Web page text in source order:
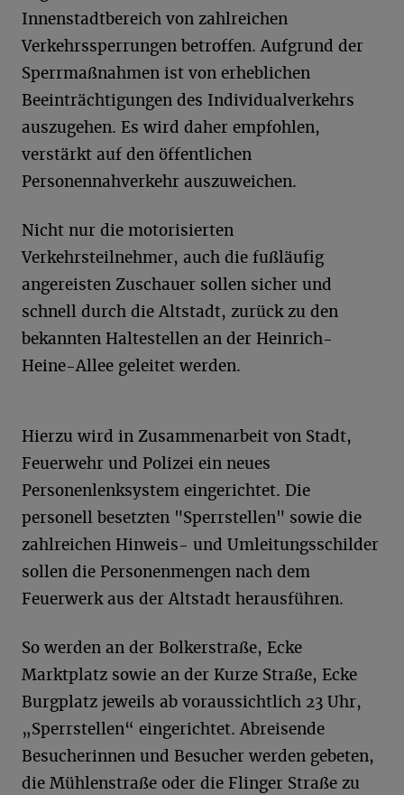
Innenstadtbereich von zahlreichen
Verkehrssperrungen betroffen. Aufgrund der
Sperrmaßnahmen ist von erheblichen
Beeinträchtigungen des Individualverkehrs
auszugehen. Es wird daher empfohlen,
verstärkt auf den öffentlichen
Personennahverkehr auszuweichen.
Nicht nur die motorisierten
Verkehrsteilnehmer, auch die fußläufig
angereisten Zuschauer sollen sicher und
schnell durch die Altstadt, zurück zu den
bekannten Haltestellen an der Heinrich-
Heine-Allee geleitet werden.
Hierzu wird in Zusammenarbeit von Stadt,
Feuerwehr und Polizei ein neues
Personenlenksystem eingerichtet. Die
personell besetzten "Sperrstellen" sowie die
zahlreichen Hinweis- und Umleitungsschilder
sollen die Personenmengen nach dem
Feuerwerk aus der Altstadt herausführen.
So werden an der Bolkerstraße, Ecke
Marktplatz sowie an der Kurze Straße, Ecke
Burgplatz jeweils ab voraussichtlich 23 Uhr,
„Sperrstellen“ eingerichtet. Abreisende
Besucherinnen und Besucher werden gebeten,
die Mühlenstraße oder die Flinger Straße zu